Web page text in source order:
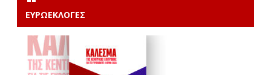
ΕΥΡΩΕΚΛΟΓΈΣ